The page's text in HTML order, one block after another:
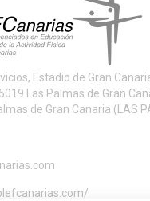
Estadio de Gran
Las Palmas de Gran
de Gran Canaria (LAS